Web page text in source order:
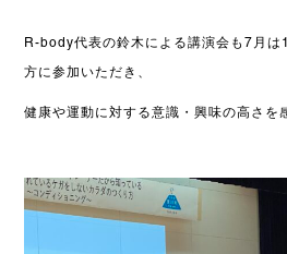
R-body代表の鈴木による講演会も7月
方に参加いただき、
健康や運動に対する意識・興味の高さを